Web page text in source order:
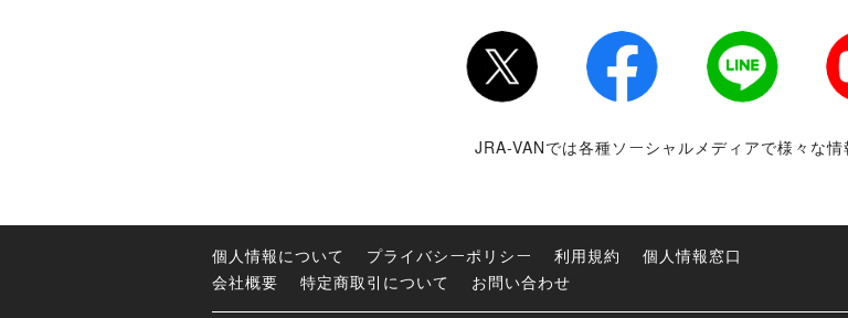
Twitter Facebook LINE
JRA-VANでは各種ソーシャルメディアで様々な情
個人情報について プライバシーポリシー 利用規約
個人情報窓口
会社概要
特定商取引について お問い合わせ